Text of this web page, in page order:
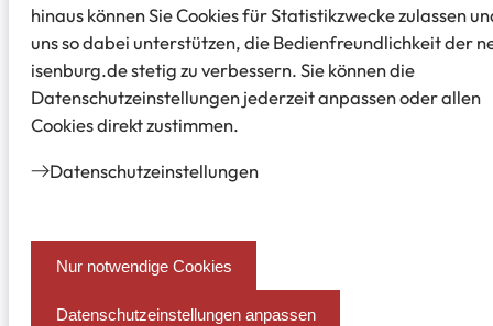
hinaus können Sie Cookies für Statistikzwecke zulassen
uns so dabei unterstützen, die Bedienfreundlichkeit der
isenburg.de stetig zu verbessern. Sie können die
Datenschutzeinstellungen jederzeit anpassen oder allen
Cookies direkt zustimmen.
Datenschutz­einstellungen
Nur notwendige Cookies
Datenschutzeinstellungen anpassen